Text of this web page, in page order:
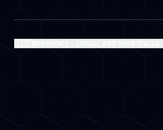
🇮🇹 BEESPOKE - LOCAL SEO HUB ITALIA